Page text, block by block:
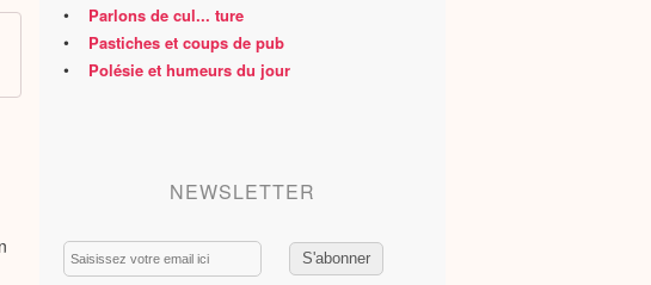
• Parlons de cul... ture
• Pastiches et coups de pub
• Polésie et humeurs du jour
NEWSLETTER
Email